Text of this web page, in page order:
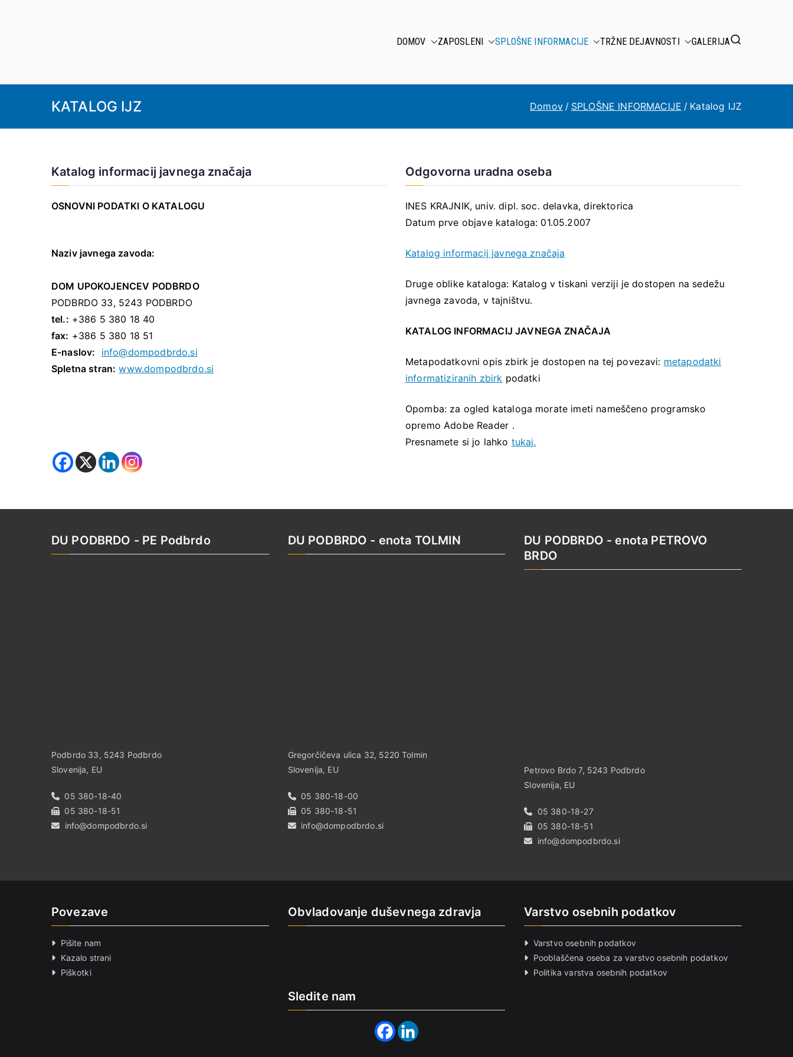
DOMOV ZAPOSLENI SPLOŠNE INFORMACIJE TRŽNE DEJAVNOSTI GALERIJA
KATALOG IJZ Domov SPLOŠNE INFORMACIJE Katalog IJZ
Katalog informacij javnega značaja
OSNOVNI PODATKI O KATALOGU
Naziv javnega zavoda:
DOM UPOKOJENCEV PODBRDO
PODBRDO 33, 5243 PODBRDO
tel.: +386 5 380 18 40
fax: +386 5 380 18 51
E-naslov:
info@dompodbrdo.si
Spletna stran: www.dompodbrdo.si
Odgovorna uradna oseba
INES KRAJNIK, univ. dipl. soc. delavka, direktorica
Datum prve objave kataloga: 01.05.2007
Katalog informacij javnega značaja
Druge oblike kataloga: Katalog v tiskani verziji je dostopen na sedežu
javnega zavoda, v tajništvu.
KATALOG INFORMACIJ JAVNEGA ZNAČAJA
Metapodatkovni opis zbirk je dostopen na tej povezavi: metapodatki
informatiziranih zbirk podatki
Opomba: za ogled kataloga morate imeti nameščeno programsko
opremo Adobe Reader .
Presnamete si jo lahko tukaj.
DU PODBRDO - PE Podbrdo
Podbrdo 33, 5243 Podbrdo
Slovenija, EU
05 380-18-40
05 380-18-51
info@dompodbrdo.si
DU PODBRDO - enota TOLMIN
Gregorčičeva ulica 32, 5220 Tolmin
Slovenija, EU
05 380-18-00
05 380-18-51
info@dompodbrdo.si
DU PODBRDO - enota PETROVO
BRDO
Petrovo Brdo 7, 5243 Podbrdo
Slovenija, EU
05 380-18-27
05 380-18-51
info@dompodbrdo.si
Povezave
Pišite nam
Kazalo strani
Piškotki
Obvladovanje duševnega zdravja
Sledite nam
Varstvo osebnih podatkov
Varstvo osebnih podatkov
Pooblaščena oseba za varstvo osebnih podatkov
Politika varstva osebnih podatkov